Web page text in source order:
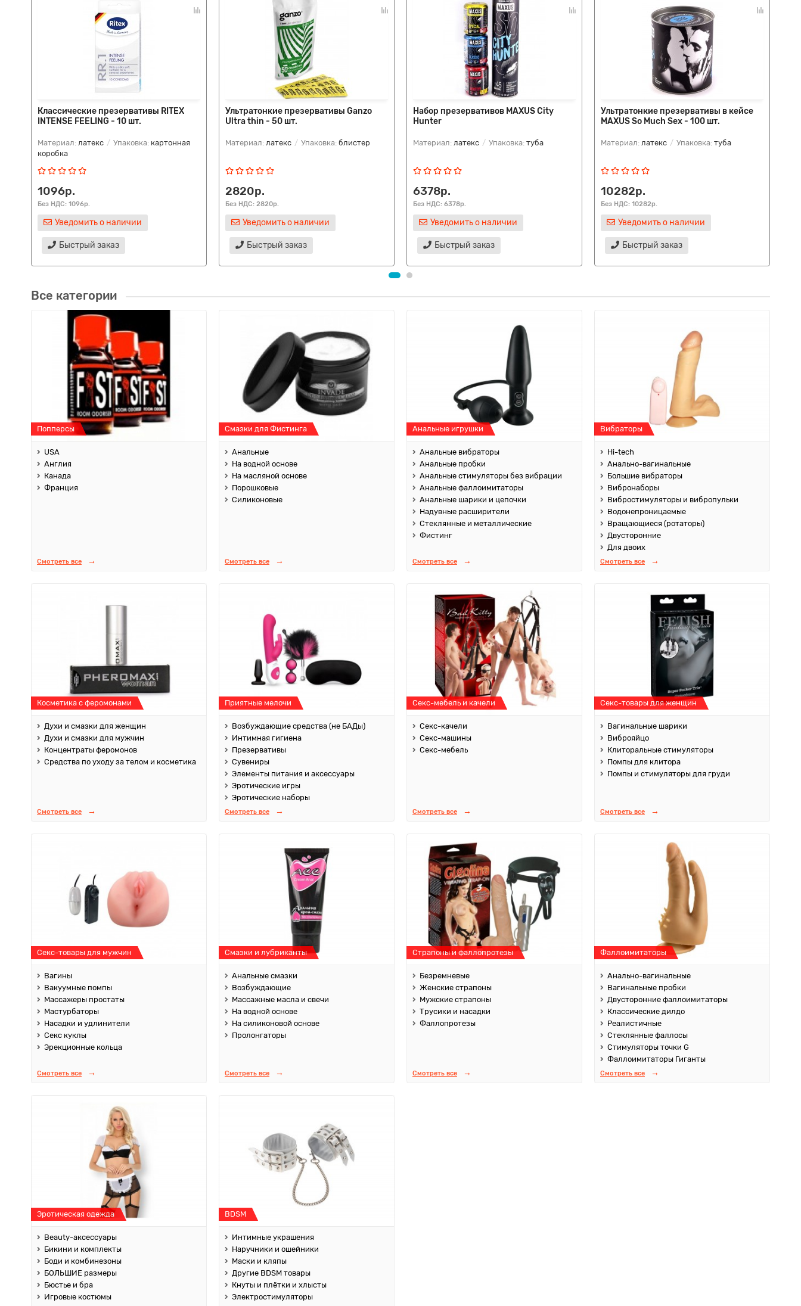
Классические презервативы RITEX
INTENSE FEELING - 10 шт.
Материал: латекс Упаковка: картонная
коробка
1096р.
Без НДС: 1096р.
Уведомить о наличии
Быстрый заказ
Ультратонкие презервативы Ganzo
Ultra thin - 50 шт.
Материал: латекс Упаковка: блистер
2820р.
Без НДС: 2820р.
Уведомить о наличии
Быстрый заказ
Набор презервативов MAXUS City
Hunter
Материал: латекс Упаковка: туба
6378р.
Без НДС: 6378р.
Уведомить о наличии
Быстрый заказ
Ультратонкие презервативы в кейсе
MAXUS So Much Sex - 100 шт.
Материал: латекс Упаковка: туба
10282р.
Без НДС: 10282р.
Уведомить о наличии
Быстрый заказ
Все категории
Попперсы
USA
Англия
Канада
Франция
Смотреть все
Смазки для Фистинга
Анальные
На водной основе
На масляной основе
Порошковые
Силиконовые
Смотреть все
Анальные игрушки
Анальные вибраторы
Анальные пробки
Анальные стимуляторы без вибрации
Анальные фаллоимитаторы
Анальные шарики и цепочки
Надувные расширители
Стеклянные и металлические
Фистинг
Смотреть все
Вибраторы
Hi-tech
Анально-вагинальные
Большие вибраторы
Вибронаборы
Вибростимуляторы и вибропульки
Водонепроницаемые
Вращающиеся (ротаторы)
Двусторонние
Для двоих
Смотреть все
Косметика с феромонами
Духи и смазки для женщин
Духи и смазки для мужчин
Концентраты феромонов
Средства по уходу за телом и косметика
Смотреть все
Приятные мелочи
Возбуждающие средства (не БАДы)
Интимная гигиена
Презервативы
Сувениры
Элементы питания и аксессуары
Эротические игры
Эротические наборы
Смотреть все
Секс-мебель и качели
Секс-качели
Секс-машины
Секс-мебель
Смотреть все
Секс-товары для женщин
Вагинальные шарики
Виброяйцо
Клиторальные стимуляторы
Помпы для клитора
Помпы и стимуляторы для груди
Смотреть все
Секс-товары для мужчин
Вагины
Вакуумные помпы
Массажеры простаты
Мастурбаторы
Насадки и удлинители
Секс куклы
Эрекционные кольца
Смотреть все
Смазки и лубриканты
Анальные смазки
Возбуждающие
Массажные масла и свечи
На водной основе
На силиконовой основе
Пролонгаторы
Смотреть все
Страпоны и фаллопротезы
Безремневые
Женские страпоны
Мужские страпоны
Трусики и насадки
Фаллопротезы
Смотреть все
Фаллоимитаторы
Анально-вагинальные
Вагинальные пробки
Двусторонние фаллоимитаторы
Классические дилдо
Реалистичные
Стеклянные фаллосы
Стимуляторы точки G
Фаллоимитаторы Гиганты
Смотреть все
Эротическая одежда
Beauty-аксессуары
Бикини и комплекты
Боди и комбинезоны
БОЛЬШИЕ размеры
Бюстье и бра
Игровые костюмы
BDSM
Интимные украшения
Наручники и ошейники
Маски и кляпы
Другие BDSM товары
Кнуты и плётки и хлысты
Электростимуляторы